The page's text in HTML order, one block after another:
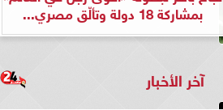
بمشاركة 18 دولة وتألّق مصري...
آخر الأخبار